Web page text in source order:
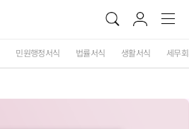
민원행정서식 법률서식 생활서식 세무